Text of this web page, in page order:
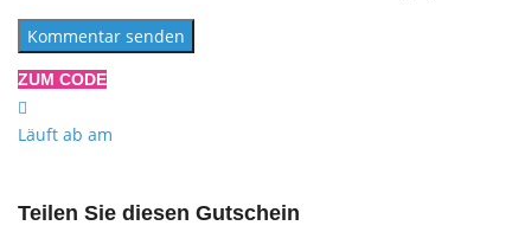
ZUM CODE
Läuft ab am
Teilen Sie diesen Gutschein